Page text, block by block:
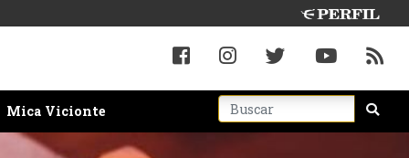
Mica Vicionte